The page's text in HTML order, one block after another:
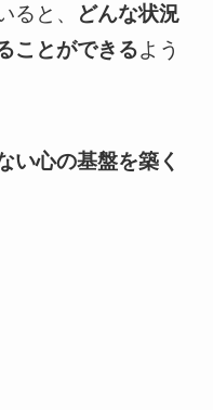
ると、
どんな状況
ことができるよう
い心の基盤を築く